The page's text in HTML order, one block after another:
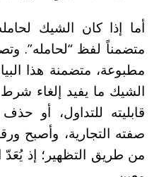
أما إذا كان الشيك
متضمناً لفظ “لحامله”.
مطبوعة، متضمنة هذا
الشيك ما يفيد إلغاء شرط
قابليته للتداول، أو
صفته التجارية، وأصبح
من طريق التظهير؛ إذ